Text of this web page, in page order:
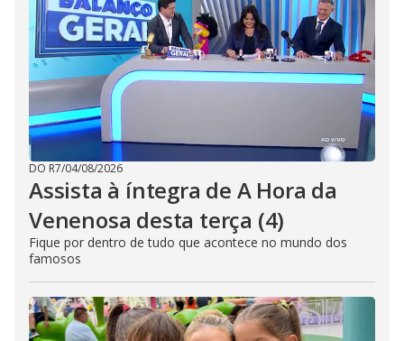
DO R7/04/08/2026
Assista à íntegra de A Hora da
Venenosa desta terça (4)
Fique por dentro de tudo que acontece no mundo dos
famosos